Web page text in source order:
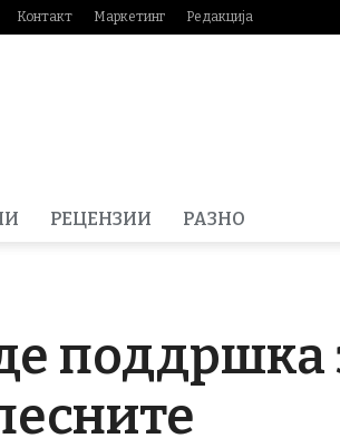
Контакт Маркетинг Редакција
РЕЦЕНЗИИ РАЗНО
поддршка